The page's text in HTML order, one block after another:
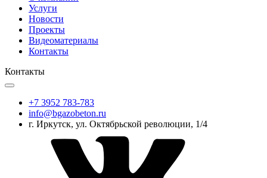
Услуги
Новости
Проекты
Видеоматериалы
Контакты
Контакты
+7 3952 783-783
info@bgazobeton.ru
г. Иркутск, ул. Октябрьской революции, 1/4